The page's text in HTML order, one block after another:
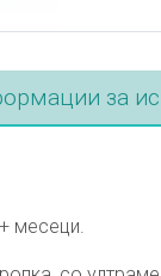
за
месеци.